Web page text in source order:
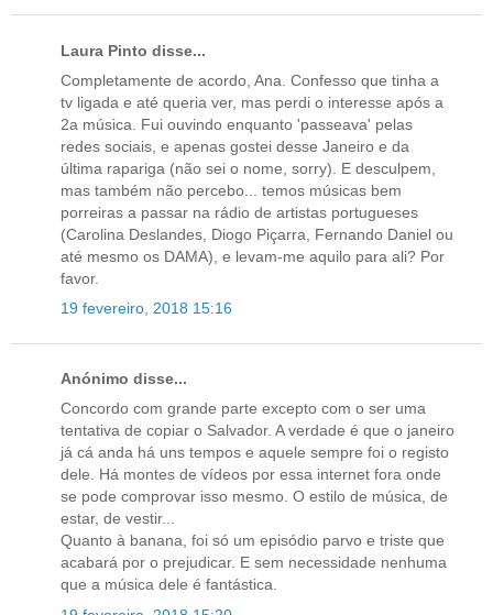
Laura Pinto disse...
Completamente de acordo, Ana. Confesso que tinha a
tv ligada e até queria ver, mas perdi o interesse após a
2a música. Fui ouvindo enquanto 'passeava' pelas
redes sociais, e apenas gostei desse Janeiro e da
última rapariga (não sei o nome, sorry). E desculpem,
mas também não percebo... temos músicas bem
porreiras a passar na rádio de artistas portugueses
(Carolina Deslandes, Diogo Piçarra, Fernando Daniel ou
até mesmo os DAMA), e levam-me aquilo para ali? Por
favor.
19 fevereiro, 2018 15:16
Anónimo disse...
Concordo com grande parte excepto com o ser uma
tentativa de copiar o Salvador. A verdade é que o janeiro
já cá anda há uns tempos e aquele sempre foi o registo
dele. Há montes de vídeos por essa internet fora onde
se pode comprovar isso mesmo. O estilo de música, de
estar, de vestir...
Quanto à banana, foi só um episódio parvo e triste que
acabará por o prejudicar. E sem necessidade nenhuma
que a música dele é fantástica.